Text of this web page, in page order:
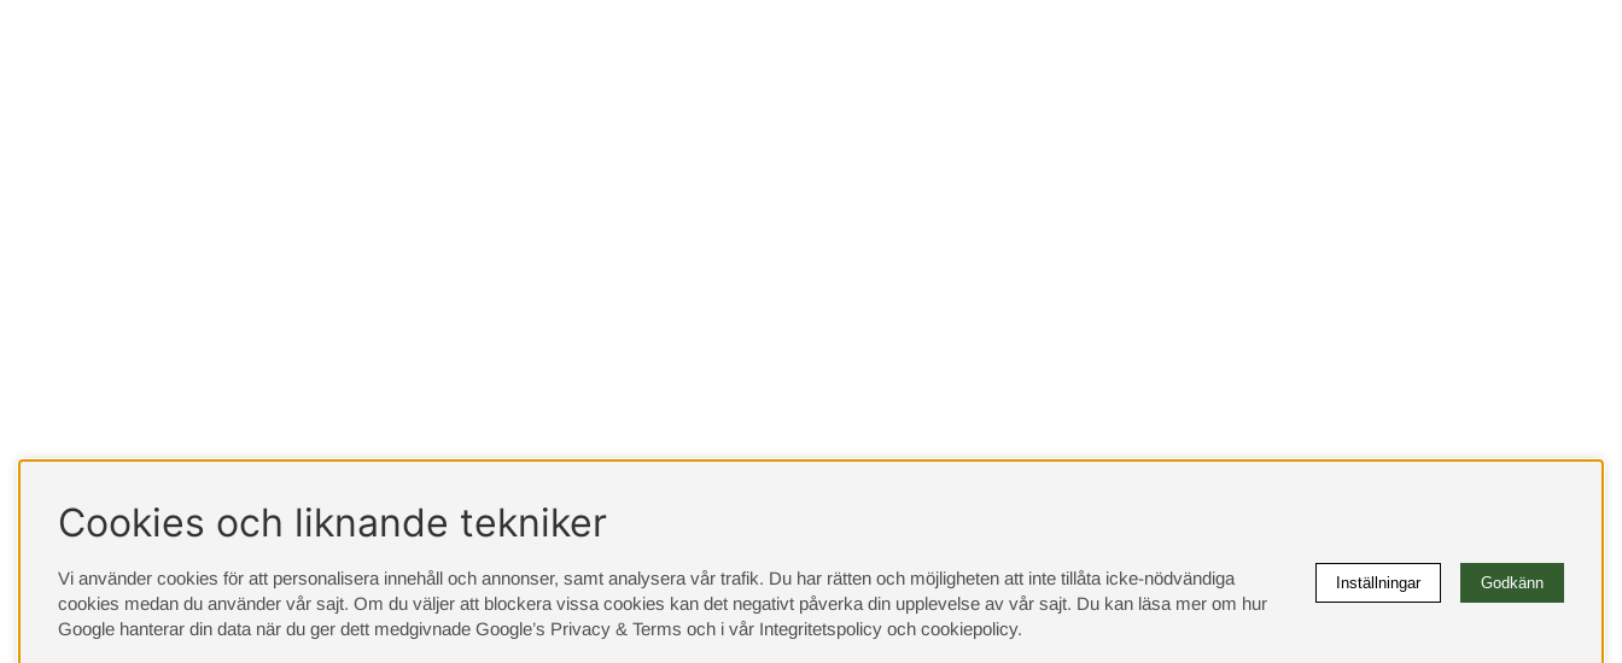
Cookies och liknande tekniker
Vi använder cookies för att personalisera innehåll och annonser, samt analysera vår trafik. Du har rätten och möjligheten att inte tillåta icke-nödvändiga
cookies medan du använder vår sajt. Om du väljer att blockera vissa cookies kan det negativt påverka din upplevelse av vår sajt. Du kan läsa mer om hur
Google hanterar din data när du ger dett medgivnade Google’s Privacy & Terms och i vår Integritetspolicy och cookiepolicy.
Inställningar Godkänn